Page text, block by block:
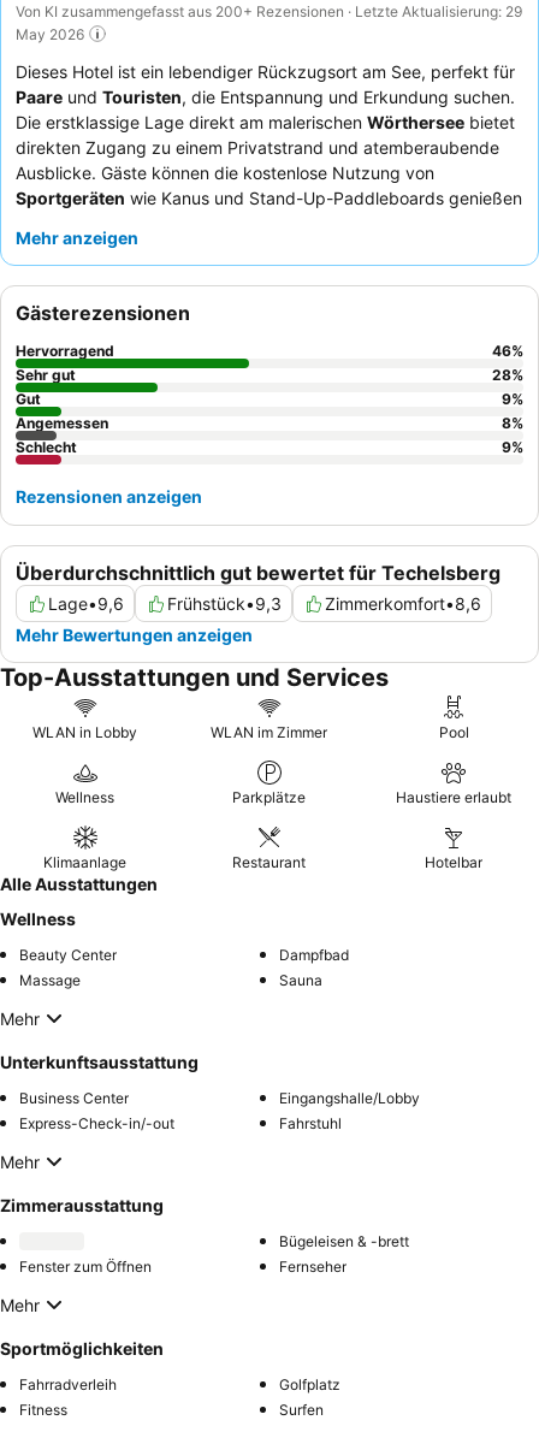
Von KI zusammengefasst aus 200+ Rezensionen · Letzte Aktualisierung: 29
May 2026
Dieses Hotel ist ein lebendiger Rückzugsort am See, perfekt für
Paare und Touristen, die Entspannung und Erkundung suchen.
Die erstklassige Lage direkt am malerischen Wörthersee bietet
direkten Zugang zu einem Privatstrand und atemberaubende
Ausblicke. Gäste können die kostenlose Nutzung von
Sportgeräten wie Kanus und Stand-Up-Paddleboards genießen
Das Personal wird durchweg für seinen freundlichen und
abwechslungsreiche
ergänzt. Für das beste Erlebnis empfiehlt sich ein Zimmer mit
Klimaanlage
, um maximalen Komfort in wärmeren Nächten zu
gewährleisten.
Mehr anzeigen
Überdurchschnittlich gut bewertet für Techelsberg
Lage•9,6 Frühstück•9,3 Zimmerkomfort•8,6
Mehr Bewertungen anzeigen
Gästerezensionen
Hervorragend 46%
Sehr gut
28%
Gut
9%
Angemessen
8%
Schlecht
9%
Rezensionen anzeigen
Top-Ausstattungen und Services
WLAN in Lobby WLAN im Zimmer Pool
Wellness Parkplätze Haustiere erlaubt
Klimaanlage Restaurant Hotelbar
Alle Ausstattungen
Wellness
Beauty Center
Dampfbad
Massage
Sauna
Mehr
Unterkunftsausstattung
Business Center
Eingangshalle/Lobby
Express-Check-in/-out
Fahrstuhl
Mehr
Zimmerausstattung
Bügeleisen & -brett
Fenster zum Öffnen
Fernseher
Mehr
Sportmöglichkeiten
Fahrradverleih
Golfplatz
Fitness
Surfen